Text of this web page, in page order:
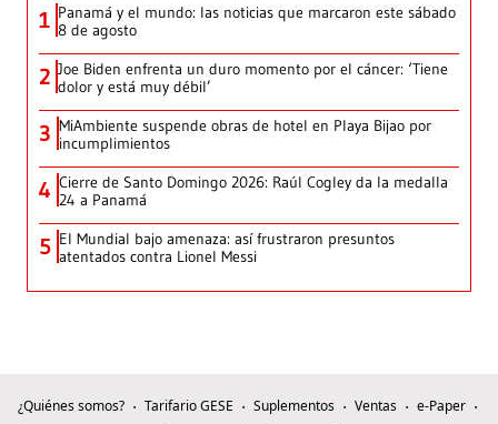
1 Panamá y el mundo: las noticias que marcaron este sábado
8 de agosto
2 Joe Biden enfrenta un duro momento por el cáncer: ‘Tiene
dolor y está muy débil’
3 MiAmbiente suspende obras de hotel en Playa Bijao por
incumplimientos
4 Cierre de Santo Domingo 2026: Raúl Cogley da la medalla
24 a Panamá
5 El Mundial bajo amenaza: así frustraron presuntos
atentados contra Lionel Messi
¿Quiénes somos? Tarifario GESE Suplementos Ventas
e-Paper